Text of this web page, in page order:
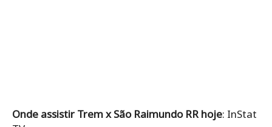
Onde assistir Trem x São Raimundo RR hoje: InStat